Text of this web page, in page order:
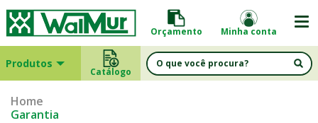
Orçamento Minha conta
Produtos
Catálogo
Home
Garantia